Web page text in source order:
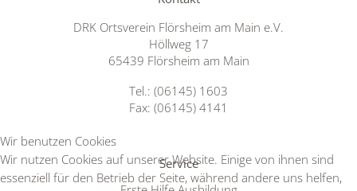
DRK Ortsverein Flörsheim am Main e.V.
Höllweg 17
65439 Flörsheim am Main
Tel.: (06145) 1603
Fax: (06145) 4141
Service
Wir benutzen Cookies
Wir nutzen Cookies auf unserer Website. Einige von ihnen sind
essenziell für den Betrieb der Seite, während andere uns helfen,